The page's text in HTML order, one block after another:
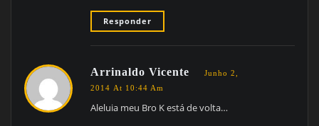
Responder
Arrinaldo Vicente
Junho 2,
2014 At 10:44 Am
Aleluia meu Bro K está de volta…